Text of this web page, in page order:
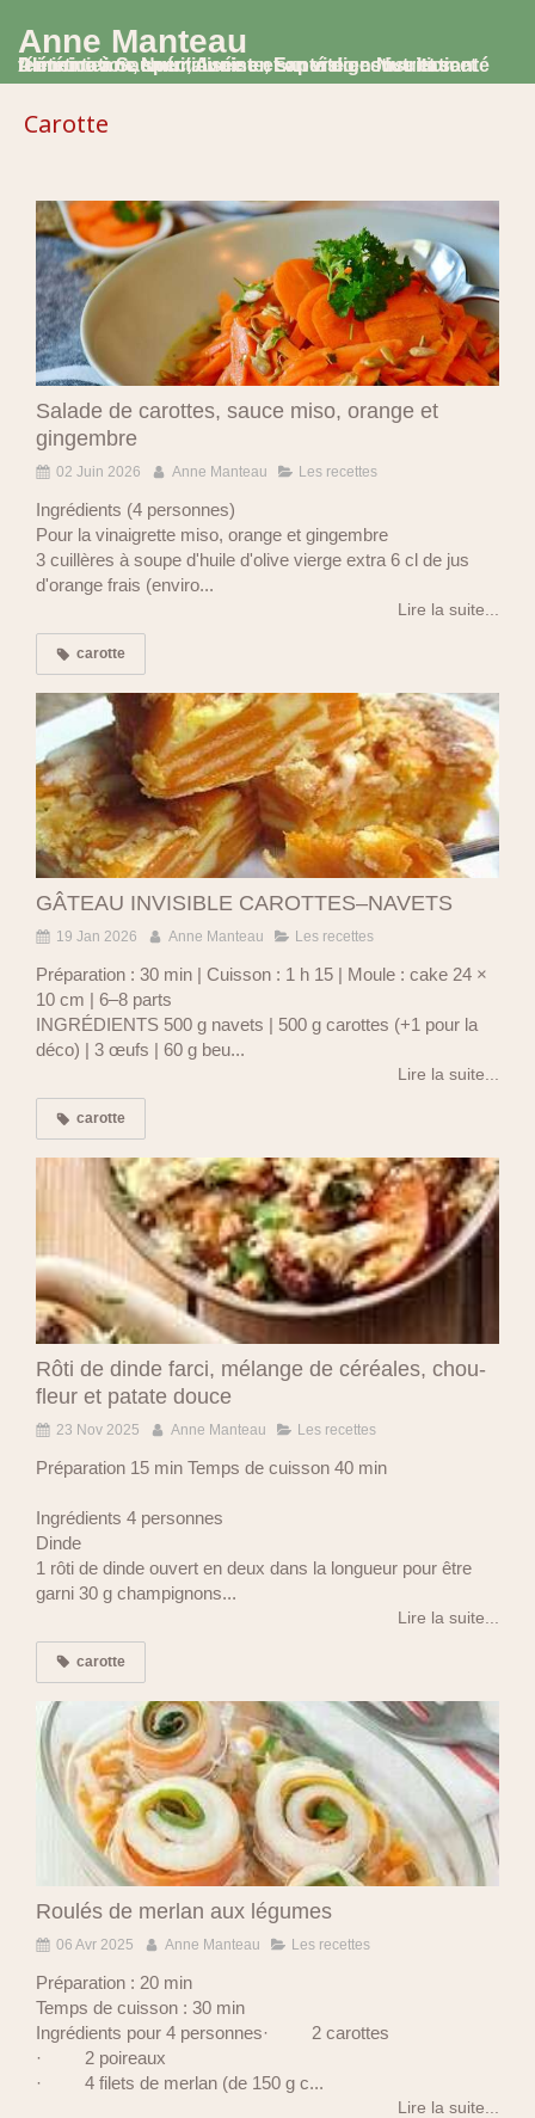
Anne Manteau
Diététicienne Nutritionniste, Experte en Nutrition et Alimentation, spécialisée en santé digestive et santé féminine à Saumur, Avoine et en visio consultation
Carotte
Salade de carottes, sauce miso, orange et
gingembre
02 Juin 2026 Anne Manteau Les recettes
Ingrédients (4 personnes)
Pour la vinaigrette miso, orange et gingembre
3 cuillères à soupe d'huile d'olive vierge extra 6 cl de jus
d'orange frais (enviro...
Lire la suite...
carotte
GÂTEAU INVISIBLE CAROTTES–NAVETS
19 Jan 2026 Anne Manteau Les recettes
Préparation : 30 min | Cuisson : 1 h 15 | Moule : cake 24 ×
10 cm | 6–8 parts
INGRÉDIENTS 500 g navets | 500 g carottes (+1 pour la
déco) | 3 œufs | 60 g beu...
Lire la suite...
carotte
Rôti de dinde farci, mélange de céréales, chou-
fleur et patate douce
23 Nov 2025 Anne Manteau Les recettes
Préparation 15 min Temps de cuisson 40 min
Ingrédients 4 personnes
Dinde
1 rôti de dinde ouvert en deux dans la longueur pour être
garni 30 g champignons...
Lire la suite...
carotte
Roulés de merlan aux légumes
06 Avr 2025 Anne Manteau Les recettes
Préparation : 20 min
Temps de cuisson : 30 min
Ingrédients pour 4 personnes· 2 carottes
· 2 poireaux
· 4 filets de merlan (de 150 g c...
Lire la suite...